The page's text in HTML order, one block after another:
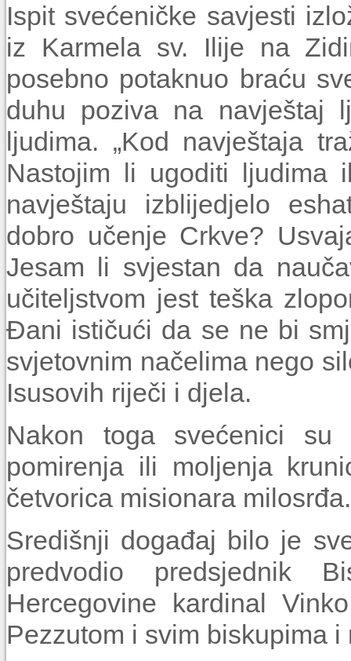
Ispit svećeničke savjesti
iz Karmela sv. Ilije na
posebno potaknuo braću
duhu poziva na navještaj
ljudima. „Kod navještaja
Nastojim li ugoditi
navještaju izblijedjelo
dobro učenje Crkve?
Jesam li svjestan da
učiteljstvom jest teška
Đani ističući da se ne bi
svjetovnim načelima nego
Isusovih riječi i djela.
Nakon toga svećenici su
pomirenja ili moljenja
četvorica misionara milosrđa.
Središnji događaj bilo je
predvodio predsjednik
Hercegovine kardinal
Pezzutom i svim biskupima